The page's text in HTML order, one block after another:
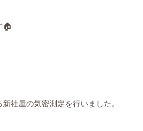
🏠
社屋の気密測定を行いました。